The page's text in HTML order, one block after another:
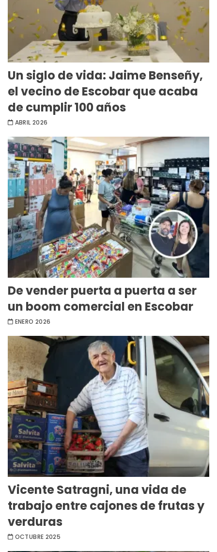
Un siglo de vida: Jaime Benseñy,
el vecino de Escobar que acaba
de cumplir 100 años
ABRIL 2026
De vender puerta a puerta a ser
un boom comercial en Escobar
ENERO 2026
Vicente Satragni, una vida de
trabajo entre cajones de frutas y
verduras
OCTUBRE 2025